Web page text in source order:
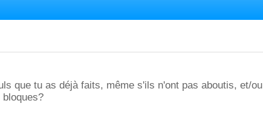
que tu as déjà faits, même s'ils n'ont pas aboutis, et/ou